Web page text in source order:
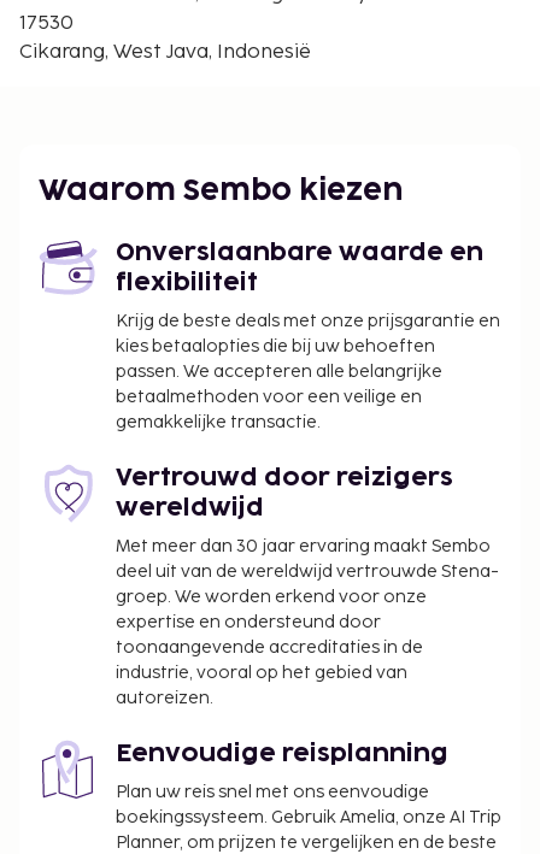
De volgende kosten dienen bij de accommodatie te
worden betaald. De kosten kunnen inclusief
toepasselijke belastingen zijn:
IDR 300000 te betalen.
We hebben alle kosten vermeld die de
accommodatie aan ons heeft doorgegeven.
In deze accommodatie zijn huisdieren en
assistentiedieren niet toegestaan.
17530
Cikarang, West Java, Indonesië
Waarom Sembo kiezen
Onverslaanbare waarde en
flexibiliteit
Krijg de beste deals met onze prijsgarantie en
kies betaalopties die bij uw behoeften
passen. We accepteren alle belangrijke
betaalmethoden voor een veilige en
gemakkelijke transactie.
Vertrouwd door reizigers
wereldwijd
Met meer dan 30 jaar ervaring maakt Sembo
deel uit van de wereldwijd vertrouwde Stena-
groep. We worden erkend voor onze
expertise en ondersteund door
toonaangevende accreditaties in de
industrie, vooral op het gebied van
autoreizen.
Eenvoudige reisplanning
Plan uw reis snel met ons eenvoudige
boekingssysteem. Gebruik Amelia, onze AI Trip
Planner, om prijzen te vergelijken en de beste